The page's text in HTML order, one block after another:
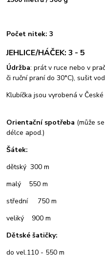
Počet nitek: 3
JEHLICE/HÁČEK: 3 - 5
Údržba: prát v ruce nebo v
či ruční praní do 30°C), sušit
Klubíčka jsou vyrobená v
Orientační spotřeba (může
délce apod.)
Šátek:
dětský 300 m
malý 550 m
střední 750 m
veliký 900 m
Dětské šatičky:
do vel.110 - 550 m